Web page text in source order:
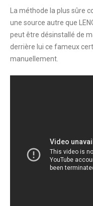
La méthode la plus sûre
une source autre que
peut être désinstallé de
derrière lui ce fameux
manuellement.